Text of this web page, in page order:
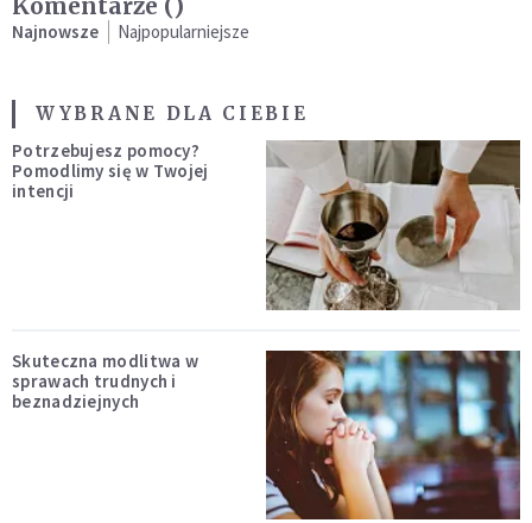
Komentarze ()
Najnowsze Najpopularniejsze
WYBRANE DLA CIEBIE
Potrzebujesz pomocy?
Pomodlimy się w Twojej
intencji
Skuteczna modlitwa w
sprawach trudnych i
beznadziejnych